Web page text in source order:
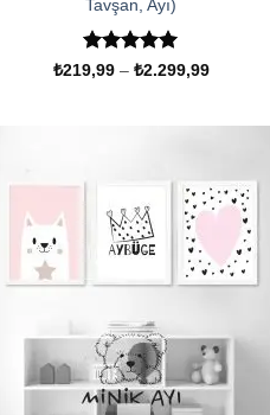
Tavşan, Ayı)
5 üzerinden
₺219,99 – ₺2.299,99Fiyat